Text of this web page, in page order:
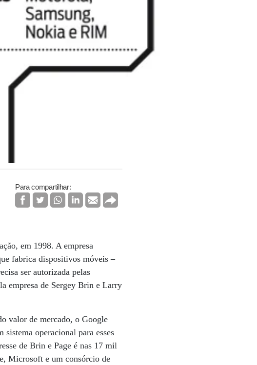
Para compartilhar:
em 1998. A empresa
fabrica dispositivos móveis –
ser autorizada pelas
empresa de Sergey Brin e Larry
valor de mercado, o Google
operacional para esses
de Brin e Page é nas 17 mil
Microsoft e um consórcio de